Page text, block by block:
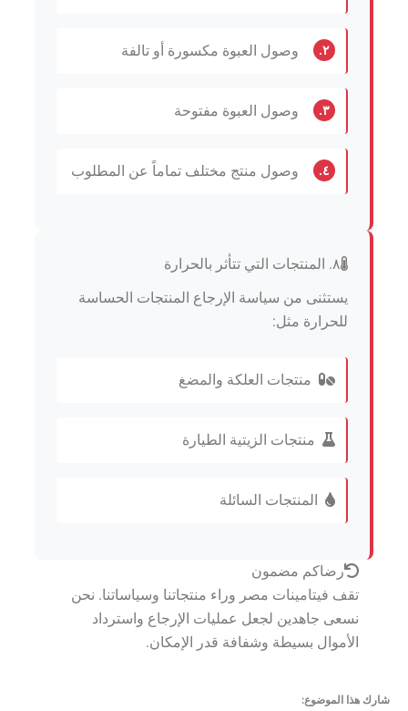
٢. وصول العبوة مكسورة أو تالفة
٣. وصول العبوة مفتوحة
٤. وصول منتج مختلف تماماً عن المطلوب
٨. المنتجات التي تتأثر بالحرارة
يستثنى من سياسة الإرجاع المنتجات الحساسة
للحرارة مثل:
منتجات العلكة والمضغ
منتجات الزيتية الطيارة
المنتجات السائلة
رضاكم مضمون
تقف فيتامينات مصر وراء منتجاتنا وسياساتنا. نحن
نسعى جاهدين لجعل عمليات الإرجاع واسترداد
الأموال بسيطة وشفافة قدر الإمكان.
شارك هذا الموضوع: